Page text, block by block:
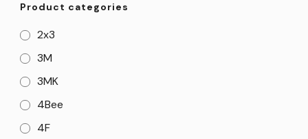
Product categories
2x3
3M
3MK
4Bee
4F